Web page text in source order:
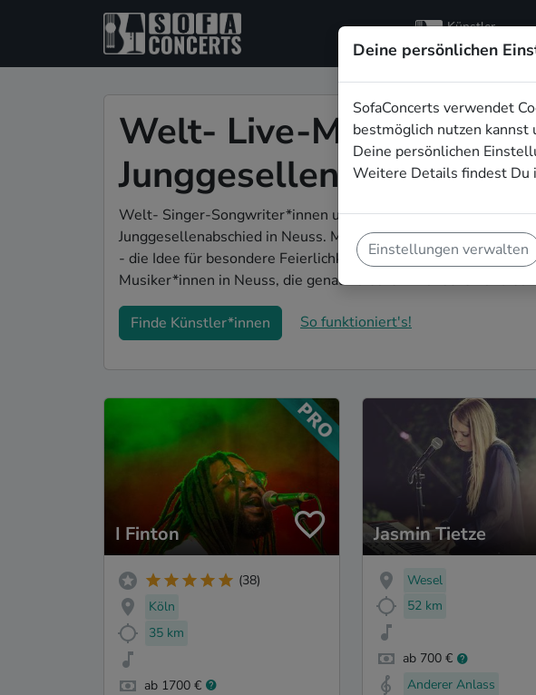
Künstler
entdecken
Welt- Live-Musik für
Junggesellenabschied
Welt- Singer-Songwriter*innen und Bands sind die perfekte
Junggesellenabschied in Neuss. Mit Live-Musik wird euer JGA
- die Idee für besondere Feierlichkeiten vor der Hochzeit! Auf
Musiker*innen in Neuss, die genau zu euren Wünschen und
Finde Künstler*innen So funktioniert's!
I Finton
(38)
Köln
35 km
ab 1700 €
Jasmin Tietze
Wesel
52 km
ab 700 €
Anderer Anlass
Deine persönlichen
SofaConcerts verwendet
bestmöglich nutzen
Deine persönlichen
Weitere Details findest Du
Einstellungen verwalten